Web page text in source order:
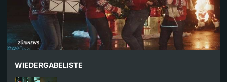
WIEDERGABELISTE